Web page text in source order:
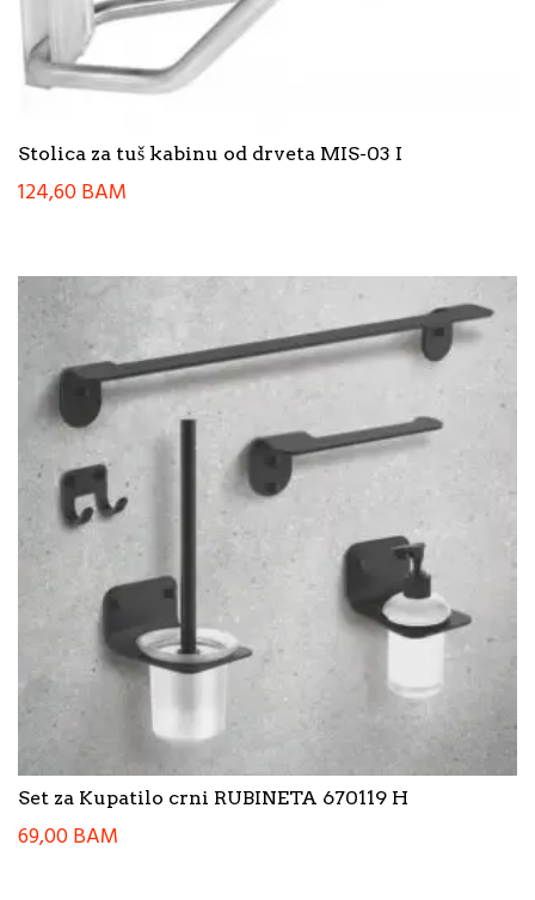
Stolica za tuš kabinu od drveta MIS-03 I
124,60BAM
Set za Kupatilo crni RUBINETA 670119 H
69,00BAM